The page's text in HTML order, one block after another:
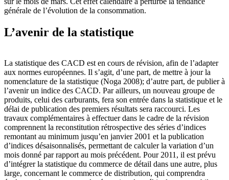
générale de l’évolution de la consommation.
L’avenir de la statistique
La statistique des CACD est en cours de révision, afin de l’adapter
aux normes européennes. Il s’agit, d’une part, de mettre à jour la
nomenclature de la statistique (Noga 2008); d’autre part, de publier à
l’avenir un indice des CACD. Par ailleurs, un nouveau groupe de
produits, celui des carburants, fera son entrée dans la statistique et le
délai de publication des premiers résultats sera raccourci. Les
travaux complémentaires à effectuer dans le cadre de la révision
comprennent la reconstitution rétrospective des séries d’indices
remontant au minimum jusqu’en janvier 2001 et la publication
d’indices désaisonnalisés, permettant de calculer la variation d’un
mois donné par rapport au mois précédent. Pour 2011, il est prévu
d’intégrer la statistique du commerce de détail dans une autre, plus
large, concernant le commerce de distribution, qui comprendra